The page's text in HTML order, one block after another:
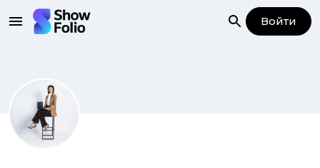
Войти